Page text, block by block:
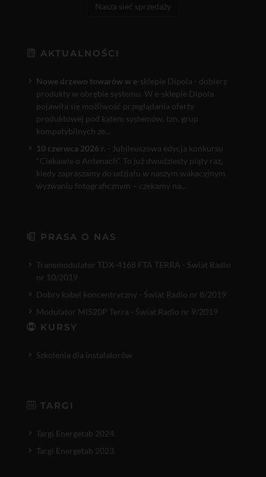
Nasza sieć sprzedaży
AKTUALNOŚCI
Nowe drzewo towarów w e-sklepie Dipola - dobierz
produkty w obrębie systemu. W e-sklepie Dipola
pojawiła się możliwość przeglądania oferty
produktowej pod kątem systemów, tzn. grup
kompatybilnych ze...
10 czerwca 2026 r. - Jubileuszowa edycja konkursu
"Ciekawie o Antenach". To już dwudziesty piąty raz,
kiedy zapraszamy do udziału w naszym wakacyjnym
wyzwaniu fotograficznym – czekamy na...
PRASA O NAS
Transmodulator TDX-4168 FTA TERRA - Świat Radio
nr 10/2019
Dobry kabel koncentryczny - Świat Radio nr 8/2019
Modulator MI520P Terra - Świat Radio nr 9/2019
KURSY
Szkolenia dla instalatorów
TARGI
Targi Energetab 2024.
Targi Energetab 2023.